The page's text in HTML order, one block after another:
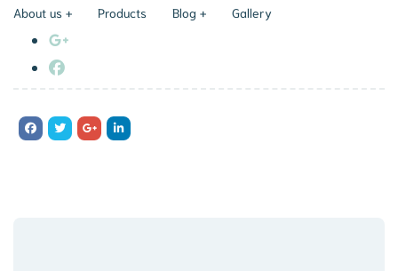
About us Products Blog Gallery